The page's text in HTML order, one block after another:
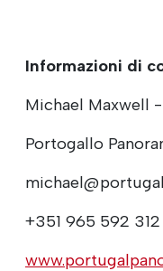
Informazioni di
Michael Maxwell
Portogallo
+351 965 592 312